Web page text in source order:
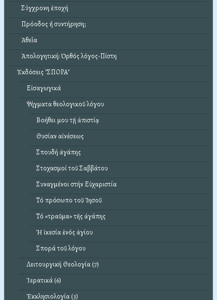
Σύγχρονη ἐποχή
Πρόοδος ἤ συντήρηση;
Ἀθεΐα
Ἀπολογητική: Ὀρθός λόγος-Πίστη
Ἐκδόσεις "ΣΠΟΡΑ"
Εἰσαγωγικά
Ψήγματα θεολογικοῦ λόγου
Βοήθει μου τῇ ἀπιστίᾳ
Θυσίαν αἰνέσεως
Σπουδή ἀγάπης
Στοχασμοί τοῦ Σαββάτου
Συναγμένοι στήν Εὐχαριστία
Τό πρόσωπο τοῦ Ἰησοῦ
Τό «τραῦμα» τῆς ἀγάπης
Ἡ ἱκεσία ἑνός ἁγίου
Σπορά τοῦ λόγου
Λειτουργική Θεολογία (7)
Ἱερατικά (6)
Ἐκκλησιολογία (3)